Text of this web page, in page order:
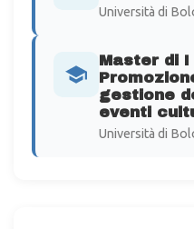
Università di
Master di I
gestione
eventi
Università di